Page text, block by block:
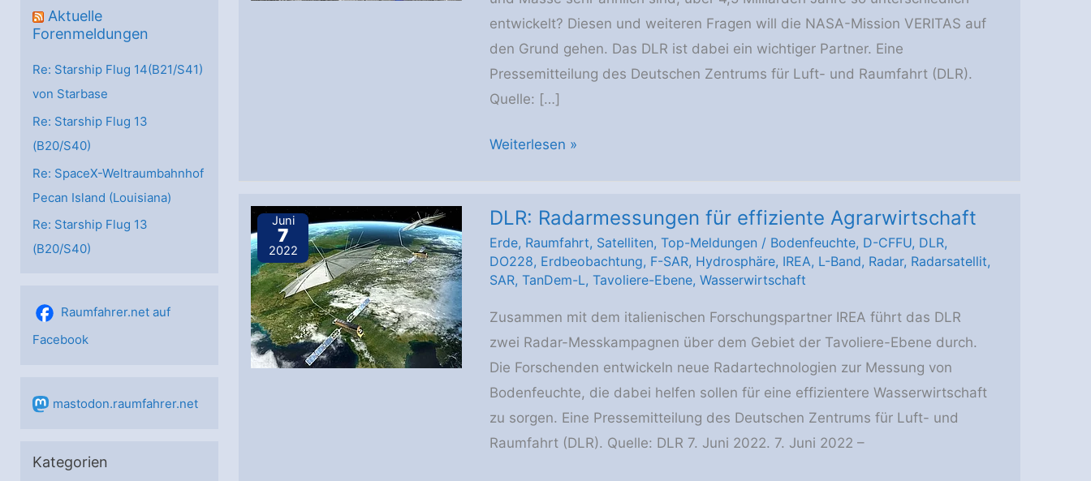
Aktuelle
Forenmeldungen
Re: Starship Flug 14(B21/S41)
von Starbase
Re: Starship Flug 13
(B20/S40)
Re: SpaceX-Weltraumbahnhof
Pecan Island (Louisiana)
Re: Starship Flug 13
(B20/S40)
Raumfahrer.net auf
Facebook
mastodon.raumfahrer.net
Kategorien
entwickelt? Diesen und weiteren Fragen will die NASA-Mission VERITAS auf
den Grund gehen. Das DLR ist dabei ein wichtiger Partner. Eine
Pressemitteilung des Deutschen Zentrums für Luft- und Raumfahrt (DLR).
Quelle: […]
Vulkaninsel
Testumgebung
für
NASA-
VERITAS
zur
Venus
Weiterlesen »
Juni
7
2022
DLR: Radarmessungen für effiziente Agrarwirtschaft
Erde, Raumfahrt, Satelliten, Top-Meldungen / Bodenfeuchte, D-CFFU, DLR,
DO228, Erdbeobachtung, F-SAR, Hydrosphäre, IREA, L-Band, Radar, Radarsatellit,
SAR, TanDem-L, Tavoliere-Ebene, Wasserwirtschaft
Zusammen mit dem italienischen Forschungspartner IREA führt das DLR
zwei Radar-Messkampagnen über dem Gebiet der Tavoliere-Ebene durch.
Die Forschenden entwickeln neue Radartechnologien zur Messung von
Bodenfeuchte, die dabei helfen sollen für eine effizientere Wasserwirtschaft
zu sorgen. Eine Pressemitteilung des Deutschen Zentrums für Luft- und
Raumfahrt (DLR). Quelle: DLR 7. Juni 2022. 7. Juni 2022 –